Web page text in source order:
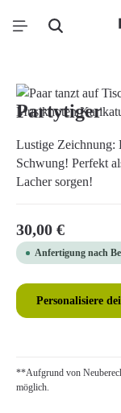
Zum Hauptinhalt
Bildergalerie
Partytiger
Lustige Zeichnung:
Schwung! Perfekt
Lacher sorgen!
Regulärer Preis:
30,00 €
Anfertigung nach
Personalisiere
**Aufgrund von
möglich.